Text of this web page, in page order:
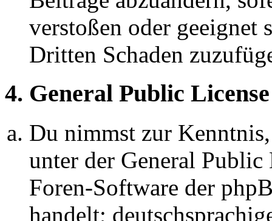
verstoßen oder geeignet
Dritten Schaden
4. General Public License
Du nimmst zur
unter der General
Foren-Software der
handelt;